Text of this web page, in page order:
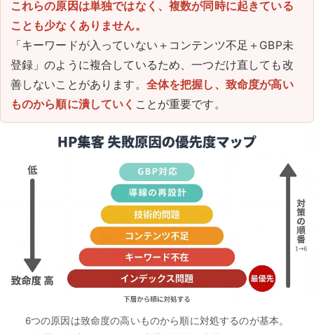
これらの原因は単独ではなく、複数が同時に起きている
ことも少なくありません。
「キーワードが入っていない＋コンテンツ不足＋GBP未
登録」のように複合しているため、一つだけ直しても改
善しないことがあります。 全体を把握し、致命度が高い
ものから順に潰していく ことが重要です。
6つの原因は致命度の高いものから順に対処するのが基本。